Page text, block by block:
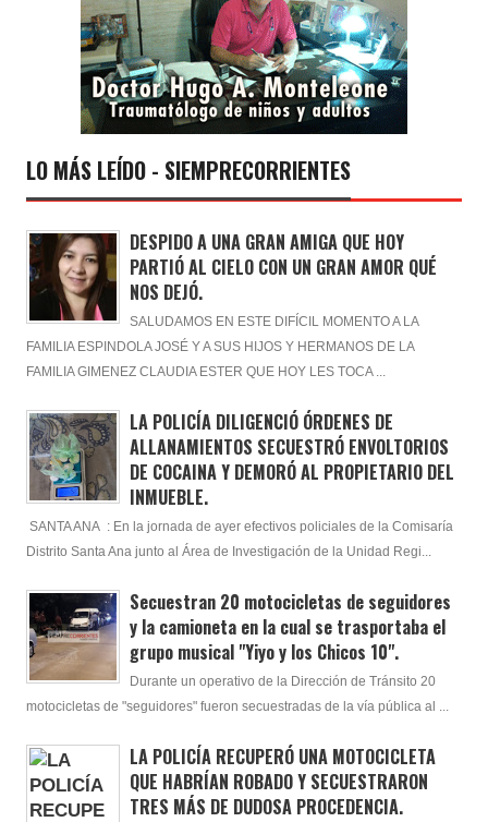
LO MÁS LEÍDO - SIEMPRECORRIENTES
DESPIDO A UNA GRAN AMIGA QUE HOY
PARTIÓ AL CIELO CON UN GRAN AMOR QUÉ
NOS DEJÓ.
SALUDAMOS EN ESTE DIFÍCIL MOMENTO A LA
FAMILIA ESPINDOLA JOSÉ Y A SUS HIJOS Y HERMANOS DE LA
FAMILIA GIMENEZ CLAUDIA ESTER QUE HOY LES TOCA ...
LA POLICÍA DILIGENCIÓ ÓRDENES DE
ALLANAMIENTOS SECUESTRÓ ENVOLTORIOS
DE COCAINA Y DEMORÓ AL PROPIETARIO DEL
INMUEBLE.
SANTA ANA : En la jornada de ayer efectivos policiales de la Comisaría
Distrito Santa Ana junto al Área de Investigación de la Unidad Regi...
Secuestran 20 motocicletas de seguidores
y la camioneta en la cual se trasportaba el
grupo musical "Yiyo y los Chicos 10".
Durante un operativo de la Dirección de Tránsito 20
motocicletas de "seguidores" fueron secuestradas de la vía pública al ...
LA POLICÍA RECUPERÓ UNA MOTOCICLETA
QUE HABRÍAN ROBADO Y SECUESTRARON
TRES MÁS DE DUDOSA PROCEDENCIA.